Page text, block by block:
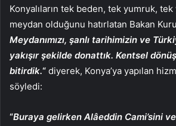
Konyalıların tek beden, tek yumruk,
meydan olduğunu hatırlatan Bakan
Meydanımızı, şanlı tarihimizin ve
yakışır şekilde donattık. Kentsel
bitirdik.“ diyerek, Konya’ya yapılan
söyledi:
“Buraya gelirken Alâeddin Cami’sini